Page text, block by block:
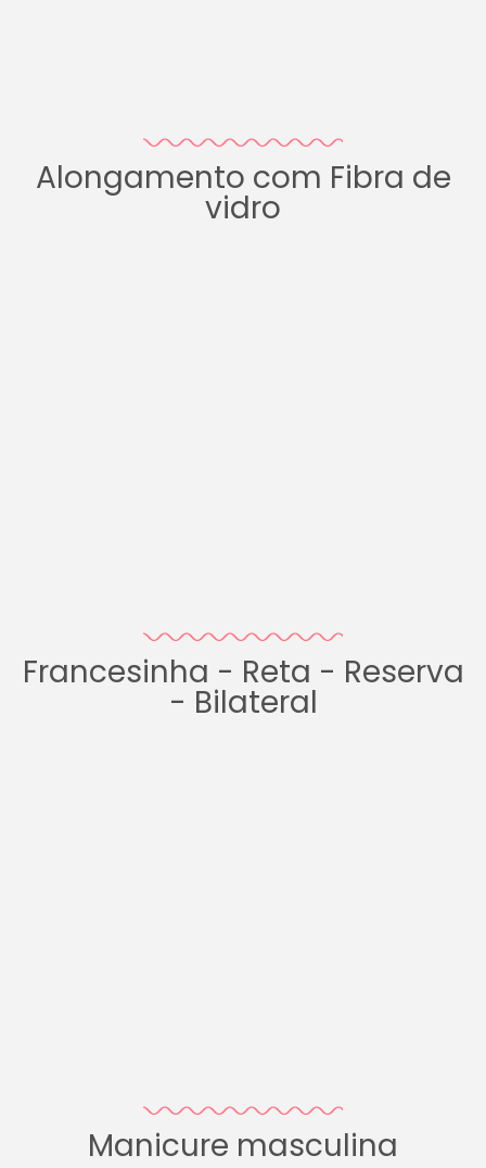
Alongamento com Fibra de
vidro
Francesinha - Reta - Reserva
- Bilateral
Manicure masculina